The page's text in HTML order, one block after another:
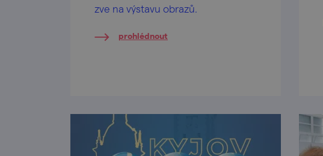
zve na výstavu obrazů.
prohlédnout